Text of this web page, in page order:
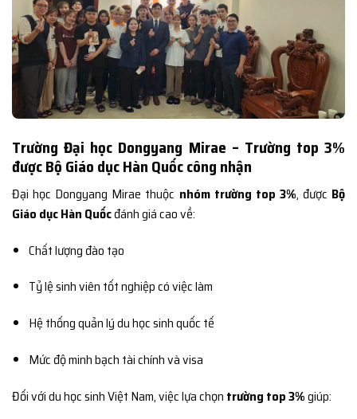
Trường Đại học Dongyang Mirae – Trường top 3%
được Bộ Giáo dục Hàn Quốc công nhận
Đại học Dongyang Mirae thuộc nhóm trường top 3%, được Bộ
Giáo dục Hàn Quốcđánh giá cao về:
Chất lượng đào tạo
Tỷ lệ sinh viên tốt nghiệp có việc làm
Hệ thống quản lý du học sinh quốc tế
Mức độ minh bạch tài chính và visa
Đối với du học sinh Việt Nam, việc lựa chọn trường top 3%giúp: